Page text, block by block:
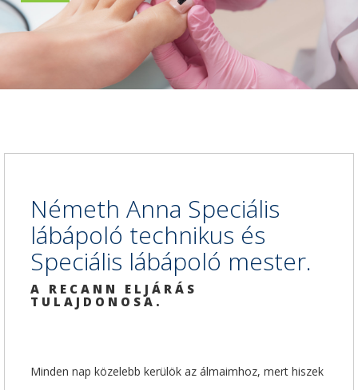
Németh Anna Speciális
lábápoló technikus és
Speciális lábápoló mester.
A RECANN ELJÁRÁS
TULAJDONOSA.
Minden nap közelebb kerülök az álmaimhoz, mert hiszek